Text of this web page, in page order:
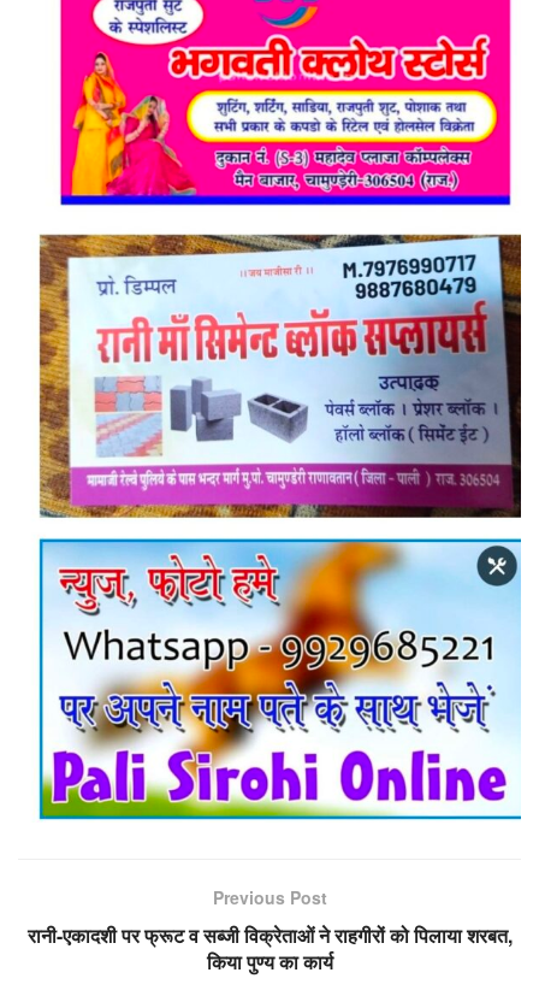
Previous Post
रानी-एकादशी पर फ्रूट व सब्जी विक्रेताओं ने राहगीरों को पिलाया शरबत,
किया पुण्य का कार्य